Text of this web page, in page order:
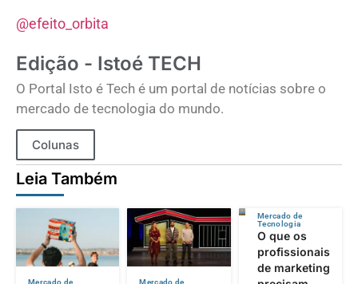
@efeito_orbita
Edição - Istoé TECH
O Portal Isto é Tech é um portal de notícias sobre o
mercado de tecnologia do mundo.
Colunas
Leia Também
Mercado de
Mercado de
Mercado de
Tecnologia
O que os
profissionais
de marketing